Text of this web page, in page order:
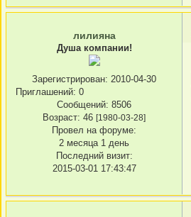
лилияна
Душа компании!
Зарегистрирован: 2010-04-30
Приглашений: 0
Сообщений: 8506
Возраст: 46 [1980-03-28]
Провел на форуме:
2 месяца 1 день
Последний визит:
2015-03-01 17:43:47